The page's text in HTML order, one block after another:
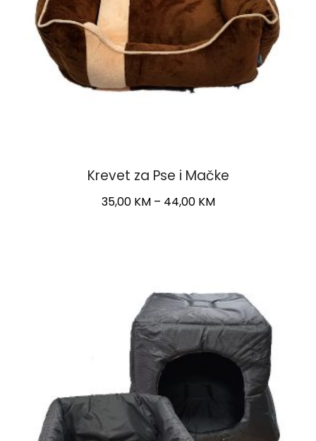
Krevet za Pse i Mačke
35,00 KM – 44,00 KMPrice
variants.
The
options
may
be
chosen
on
the
product